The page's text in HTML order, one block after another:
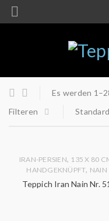
Es werden
Filteren
IRAN-PERSIEN, 135 X 80
HANDGEKNÜPFT, NAIN
Teppich Iran Nain Nr. 51